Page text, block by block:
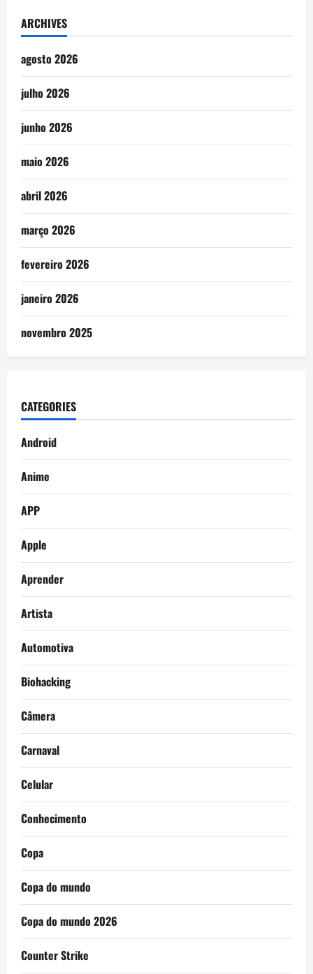
ARCHIVES
agosto 2026
julho 2026
junho 2026
maio 2026
abril 2026
março 2026
fevereiro 2026
janeiro 2026
novembro 2025
CATEGORIES
Android
Anime
APP
Apple
Aprender
Artista
Automotiva
Biohacking
Câmera
Carnaval
Celular
Conhecimento
Copa
Copa do mundo
Copa do mundo 2026
Counter Strike